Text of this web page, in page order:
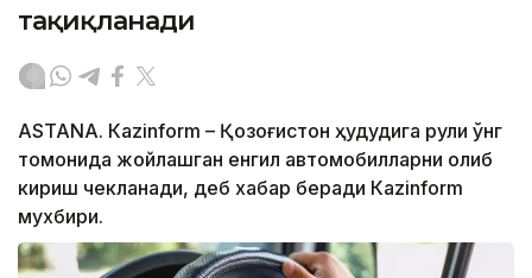
тақиқланади
ASTANА. Кazinform – Қозоғистон ҳудудига рули ўнг
томонида жойлашган енгил автомобилларни олиб
кириш чекланади, деб хабар беради Кazinform
мухбири.